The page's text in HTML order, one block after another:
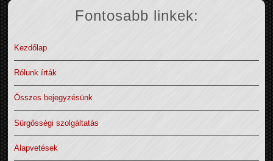
Fontosabb linkek:
Kezdőlap
Rólunk írták
Összes bejegyzésünk
Sürgősségi szolgáltatás
Alapvetések